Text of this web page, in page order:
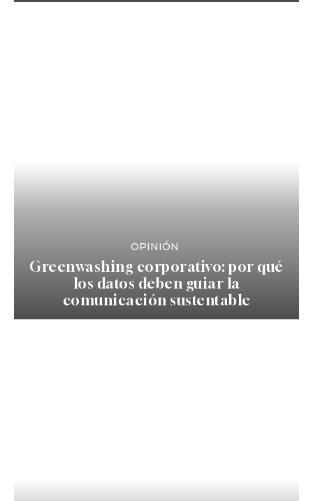
OPINIÓN
Greenwashing corporativo: por qué
los datos deben guiar la
comunicación sustentable